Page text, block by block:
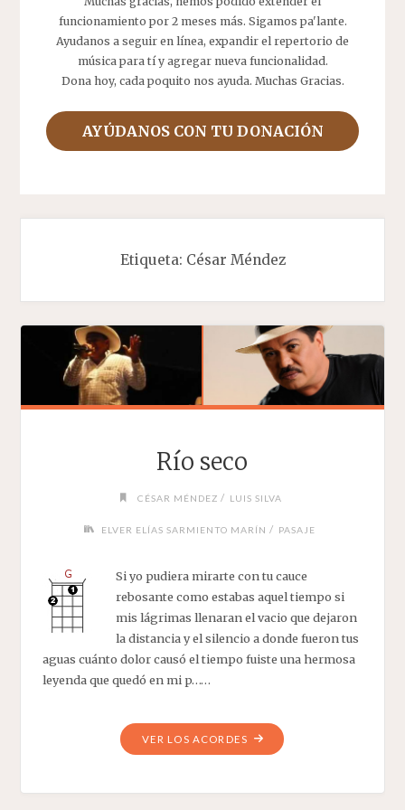
funcionamiento por 2 meses más. Sigamos pa'lante.
Ayudanos a seguir en línea, expandir el repertorio de
música para tí y agregar nueva funcionalidad.
Dona hoy, cada poquito nos ayuda. Muchas Gracias.
AYÚDANOS CON TU DONACIÓN
Etiqueta: César Méndez
Río seco
CÉSAR MÉNDEZ / LUIS SILVA
ELVER ELÍAS SARMIENTO MARÍN / PASAJE
Si yo pudiera mirarte con tu cauce
rebosante como estabas aquel tiempo si
mis lágrimas llenaran el vacio que dejaron
la distancia y el silencio a donde fueron tus
aguas cuánto dolor causó el tiempo fuiste una hermosa
leyenda que quedó en mi p……
VER LOS ACORDES"RÍO